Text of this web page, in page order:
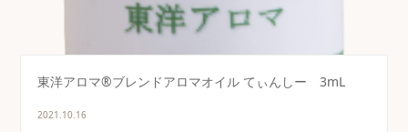
東洋アロマ®ブレンドアロマオイル てぃんしー 3mL
2021.10.16